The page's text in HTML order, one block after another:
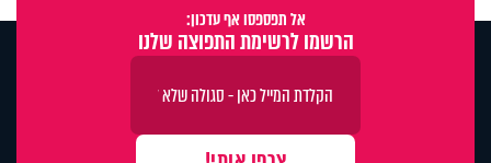
אל תפספסו אף עדכון:
הרשמו לרשימת התפוצה שלנו